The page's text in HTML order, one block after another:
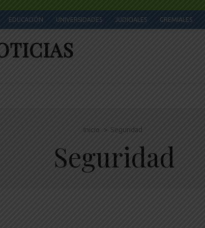
EDUCACIÓN UNIVERSIDADES JUDICIALES GREMIALES
Inicio > Seguridad
Seguridad